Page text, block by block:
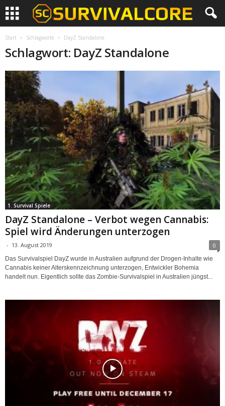
Start Schlagworte DayZ Standalone
Schlagwort: DayZ Standalone
1. Survival Spiele
DayZ Standalone – Verbot wegen Cannabis:
Spiel wird Änderungen unterzogen
- 13. August 2019 0
Das Survivalspiel DayZ wurde in Australien aufgrund der Drogen-Inhalte wie
Cannabis keiner Alterskennzeichnung unterzogen, Entwickler Bohemia
handelt nun. Eigentlich sollte das Zombie-Survivalspiel in Australien jüngst...